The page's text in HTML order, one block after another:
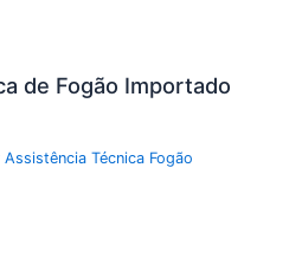
de Fogão Importado
Assistência Técnica Fogão